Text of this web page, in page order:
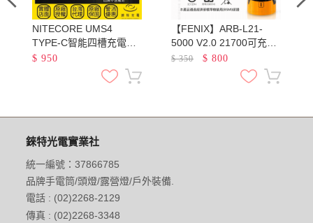
NITECORE UMS4
TYPE-C智能四槽充電器
QC3.0快充 18650 21700
鋰電池 AA AAA 鎳氫
$ 950
【FENIX】ARB-L21-
5000 V2.0 21700可充電
鋰電池 容量5000mAh 最
$350 $ 800
錸特光電實業社
統一編號：37866785
品牌手電筒/頭燈/露營燈/戶外裝備.
電話 : (02)2268-2129
傳真 : (02)2268-3348